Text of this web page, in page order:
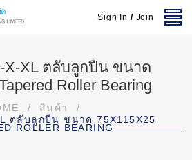
Sign In / Join
X-XL ตลับลูกปืน ขนาด
Roller Bearing
/ สินค้า
/
ตลับลูกปืน ขนาด 75X115X25
ROLLER BEARING